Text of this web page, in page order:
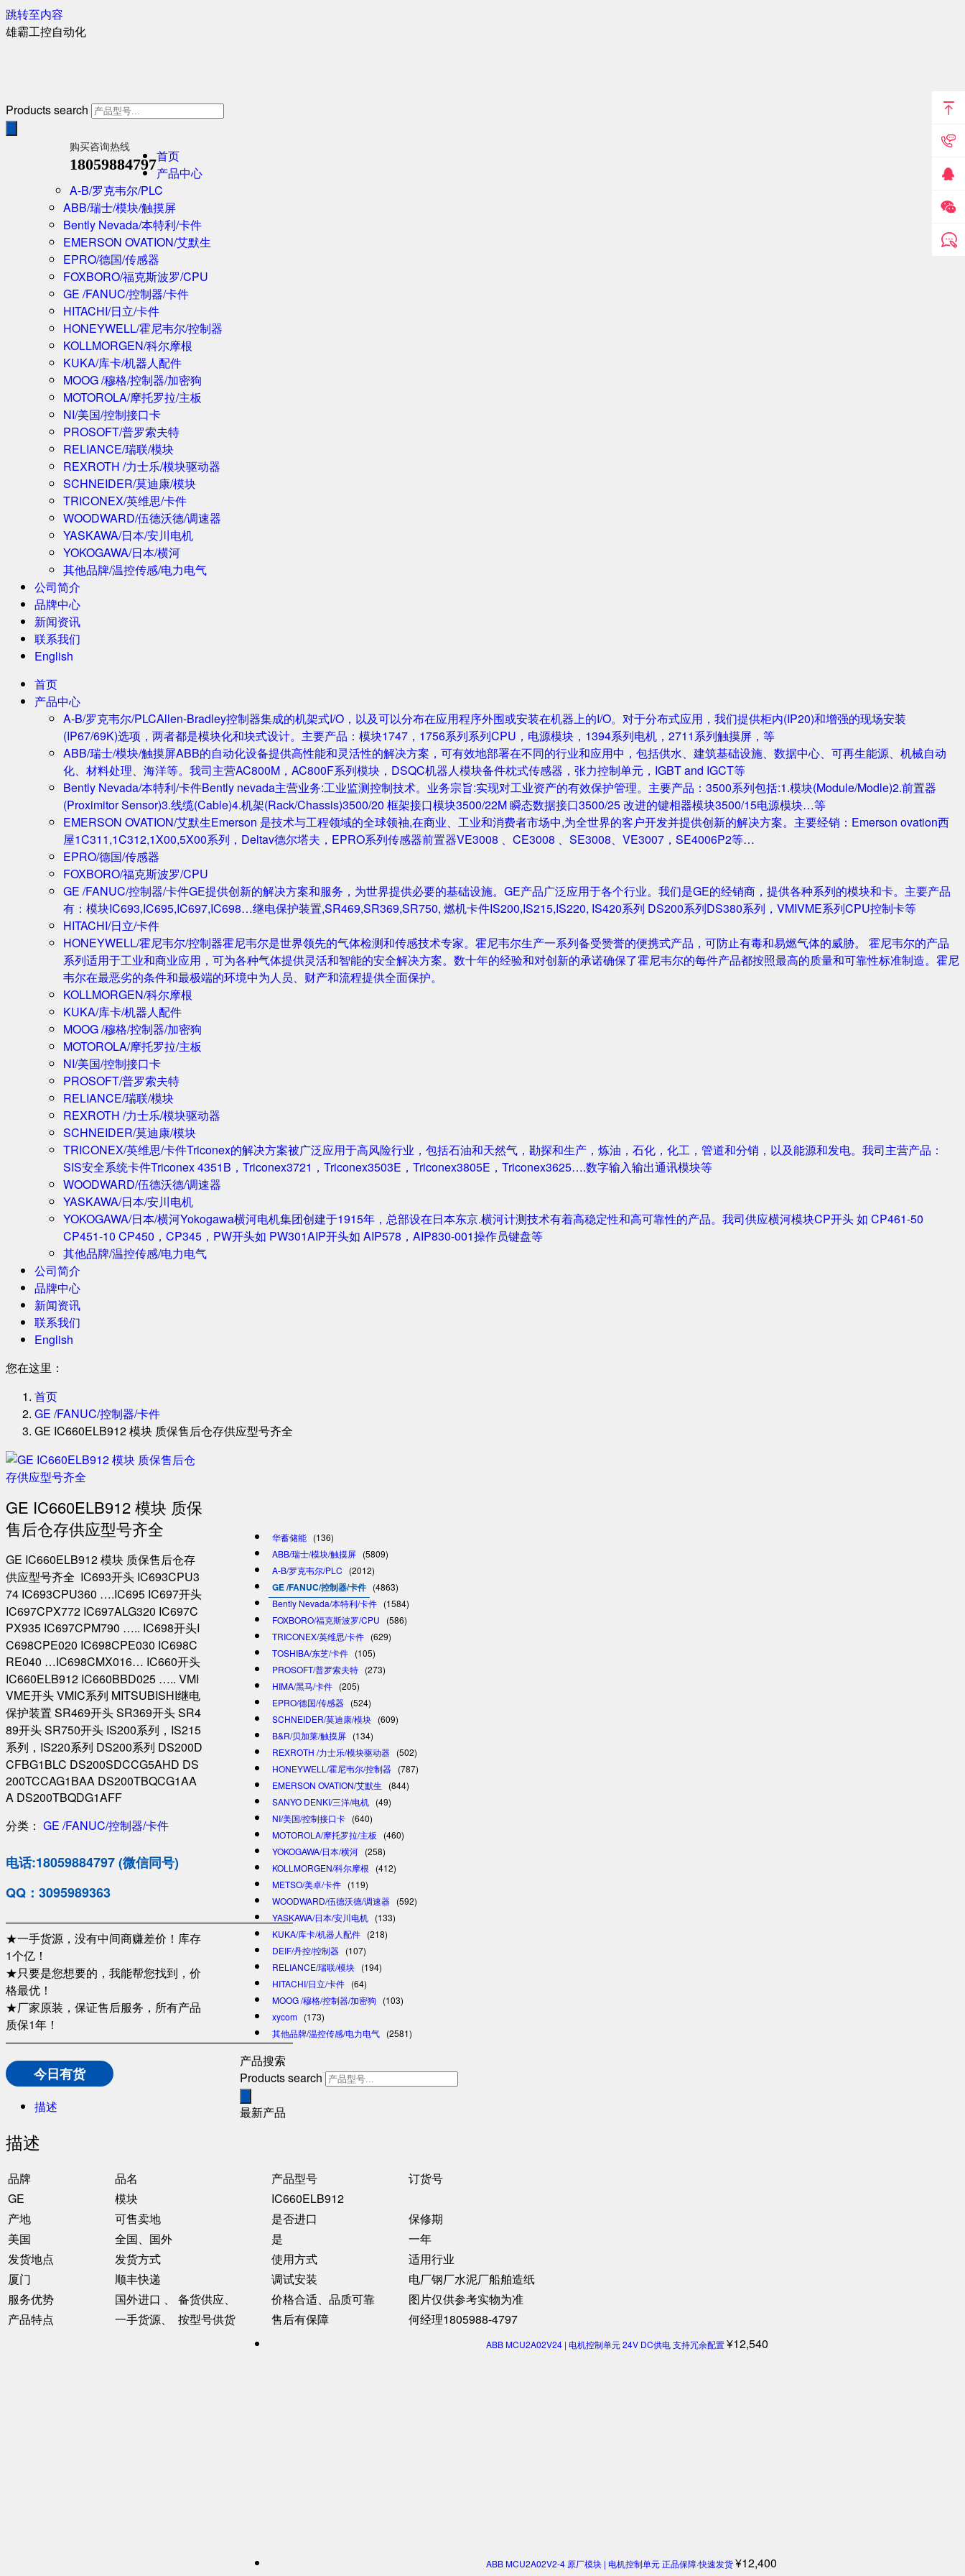
跳转至内容
雄霸工控自动化
Products search
购买咨询热线
18059884797首页
产品中心
A-B/罗克韦尔/PLC
ABB/瑞士/模块/触摸屏
Bently Nevada/本特利/卡件
EMERSON OVATION/艾默生
EPRO/德国/传感器
FOXBORO/福克斯波罗/CPU
GE /FANUC/控制器/卡件
HITACHI/日立/卡件
HONEYWELL/霍尼韦尔/控制器
KOLLMORGEN/科尔摩根
KUKA/库卡/机器人配件
MOOG /穆格/控制器/加密狗
MOTOROLA/摩托罗拉/主板
NI/美国/控制接口卡
PROSOFT/普罗索夫特
RELIANCE/瑞联/模块
REXROTH /力士乐/模块驱动器
SCHNEIDER/莫迪康/模块
TRICONEX/英维思/卡件
WOODWARD/伍德沃德/调速器
YASKAWA/日本/安川电机
YOKOGAWA/日本/横河
其他品牌/温控传感/电力电气
公司简介
品牌中心
新闻资讯
联系我们
English
首页
产品中心
A-B/罗克韦尔/PLCAllen-Bradley控制器集成的机架式I/O，以及可以分布在应用程序外围或安装在机器上的I/O。对于分布式应用，我们提供柜内(IP20)和增强的现场安装
(IP67/69K)选项，两者都是模块化和块式设计。主要产品：模块1747，1756系列系列CPU，电源模块，1394系列电机，2711系列触摸屏，等
ABB/瑞士/模块/触摸屏ABB的自动化设备提供高性能和灵活性的解决方案，可有效地部署在不同的行业和应用中，包括供水、建筑基础设施、数据中心、可再生能源、机械自动
化、材料处理、海洋等。我司主营AC800M，AC800F系列模块，DSQC机器人模块备件枕式传感器，张力控制单元，IGBT and IGCT等
Bently Nevada/本特利/卡件Bently nevada主营业务:工业监测控制技术。业务宗旨:实现对工业资产的有效保护管理。主要产品：3500系列包括:1.模块(Module/Modle)2.前置器
(Proximitor Sensor)3.线缆(Cable)4.机架(Rack/Chassis)3500/20 框架接口模块3500/22M 瞬态数据接口3500/25 改进的键相器模块3500/15电源模块…等
EMERSON OVATION/艾默生Emerson 是技术与工程领域的全球领袖,在商业、工业和消费者市场中,为全世界的客户开发并提供创新的解决方案。主要经销：Emerson ovation西
屋1C311,1C312,1X00,5X00系列，Deltav德尔塔夫，EPRO系列传感器前置器VE3008 、CE3008 、SE3008、VE3007，SE4006P2等…
EPRO/德国/传感器
FOXBORO/福克斯波罗/CPU
GE /FANUC/控制器/卡件GE提供创新的解决方案和服务，为世界提供必要的基础设施。GE产品广泛应用于各个行业。我们是GE的经销商，提供各种系列的模块和卡。主要产品
有：模块IC693,IC695,IC697,IC698…继电保护装置,SR469,SR369,SR750, 燃机卡件IS200,IS215,IS220, IS420系列 DS200系列DS380系列，VMIVME系列CPU控制卡等
HITACHI/日立/卡件
HONEYWELL/霍尼韦尔/控制器霍尼韦尔是世界领先的气体检测和传感技术专家。霍尼韦尔生产一系列备受赞誉的便携式产品，可防止有毒和易燃气体的威胁。 霍尼韦尔的产品
系列适用于工业和商业应用，可为各种气体提供灵活和智能的安全解决方案。数十年的经验和对创新的承诺确保了霍尼韦尔的每件产品都按照最高的质量和可靠性标准制造。霍尼
韦尔在最恶劣的条件和最极端的环境中为人员、财产和流程提供全面保护。
KOLLMORGEN/科尔摩根
KUKA/库卡/机器人配件
MOOG /穆格/控制器/加密狗
MOTOROLA/摩托罗拉/主板
NI/美国/控制接口卡
PROSOFT/普罗索夫特
RELIANCE/瑞联/模块
REXROTH /力士乐/模块驱动器
SCHNEIDER/莫迪康/模块
TRICONEX/英维思/卡件Triconex的解决方案被广泛应用于高风险行业，包括石油和天然气，勘探和生产，炼油，石化，化工，管道和分销，以及能源和发电。我司主营产品：
SIS安全系统卡件Triconex 4351B，Triconex3721，Triconex3503E，Triconex3805E，Triconex3625….数字输入输出通讯模块等
WOODWARD/伍德沃德/调速器
YASKAWA/日本/安川电机
YOKOGAWA/日本/横河Yokogawa横河电机集团创建于1915年，总部设在日本东京.横河计测技术有着高稳定性和高可靠性的产品。我司供应横河模块CP开头 如 CP461-50
CP451-10 CP450，CP345，PW开头如 PW301AIP开头如 AIP578，AIP830-001操作员键盘等
其他品牌/温控传感/电力电气
公司简介
品牌中心
新闻资讯
联系我们
English
您在这里：
首页
GE /FANUC/控制器/卡件
GE IC660ELB912 模块 质保售后仓存供应型号齐全
GE IC660ELB912 模块 质保
售后仓存供应型号齐全
GE IC660ELB912 模块 质保售后仓存
供应型号齐全 IC693开头 IC693CPU3
74 IC693CPU360 ….IC695 IC697开头
IC697CPX772 IC697ALG320 IC697C
PX935 IC697CPM790 ….. IC698开头I
C698CPE020 IC698CPE030 IC698C
RE040 …IC698CMX016… IC660开头
IC660ELB912 IC660BBD025 ….. VMI
VME开头 VMIC系列 MITSUBISHI继电
保护装置 SR469开头 SR369开头 SR4
89开头 SR750开头 IS200系列，IS215
系列，IS220系列 DS200系列 DS200D
CFBG1BLC DS200SDCCG5AHD DS
200TCCAG1BAA DS200TBQCG1AA
A DS200TBQDG1AFF
分类： GE /FANUC/控制器/卡件
电话:18059884797 (微信同号)
QQ：3095989363
—————————————————————————
★一手货源，没有中间商赚差价！库存
1个亿！
★只要是您想要的，我能帮您找到，价
格最优！
★厂家原装，保证售后服务，所有产品
质保1年！
—————————————————————————
今日有货
描述
描述
品牌 品名 产品型号
订货号
GE
模块
IC660ELB912
产地
可售卖地 是否进口
保修期
美国
全国、国外 是
一年
发货地点
发货方式 使用方式
适用行业
厦门
顺丰快递 调试安装
电厂钢厂水泥厂船舶造纸
服务优势
国外进口 、 备货供应、 价格合适、品质可靠
图片仅供参考实物为准
产品特点
一手货源、 按型号供货 售后有保障 何经理1805988-4797
华蓄储能 (136)
ABB/瑞士/模块/触摸屏 (5809)
A-B/罗克韦尔/PLC
(2012)
GE /FANUC/控制器/卡件 (4863)
Bently Nevada/本特利/卡件 (1584)
FOXBORO/福克斯波罗/CPU
(586)
TRICONEX/英维思/卡件 (629)
TOSHIBA/东芝/卡件 (105)
PROSOFT/普罗索夫特 (273)
HIMA/黑马/卡件 (205)
EPRO/德国/传感器 (524)
SCHNEIDER/莫迪康/模块 (609)
B&R/贝加莱/触摸屏 (134)
REXROTH /力士乐/模块驱动器 (502)
HONEYWELL/霍尼韦尔/控制器 (787)
EMERSON OVATION/艾默生
(844)
SANYO DENKI/三洋/电机 (49)
NI/美国/控制接口卡 (640)
MOTOROLA/摩托罗拉/主板
(460)
YOKOGAWA/日本/横河 (258)
KOLLMORGEN/科尔摩根
(412)
METSO/美卓/卡件 (119)
WOODWARD/伍德沃德/调速器 (592)
YASKAWA/日本/安川电机 (133)
KUKA/库卡/机器人配件 (218)
DEIF/丹控/控制器 (107)
RELIANCE/瑞联/模块 (194)
HITACHI/日立/卡件 (64)
MOOG /穆格/控制器/加密狗
(103)
xycom (173)
其他品牌/温控传感/电力电气 (2581)
产品搜索
Products search
最新产品
ABB MCU2A02V24 | 电机控制单元 24V DC供电 支持冗余配置¥12,540
ABB MCU2A02V2-4 原厂模块 | 电机控制单元 正品保障·快速发货¥12,400